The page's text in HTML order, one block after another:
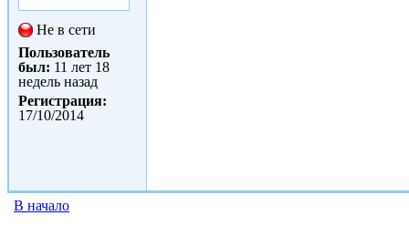
Не в сети
Пользователь
был: 11 лет 18
недель назад
Регистрация:
17/10/2014
В начало